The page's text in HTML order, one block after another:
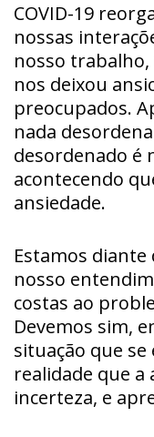
COVID-19
nossas
nosso
nos deixou
preocupados.
nada
desordenado é
acontecendo
ansiedade.
Estamos diante
nosso
costas ao
Devemos sim,
situação que
realidade que a
incerteza, e